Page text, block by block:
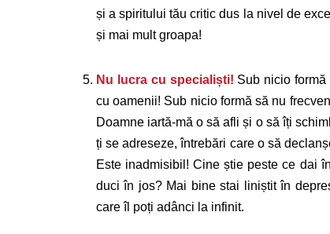
și a spiritului tău critic dus la nivel de
și mai mult groapa!
Nu lucra cu specialiști! Sub nicio
cu oamenii! Sub nicio formă să nu
Doamne iartă-mă o să afli și o să îți
ți se adreseze, întrebări care o să
Este inadmisibil! Cine știe peste ce dai
duci în jos? Mai bine stai liniștit în
care îl poți adânci la infinit.